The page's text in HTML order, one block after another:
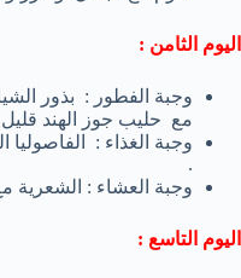
اليوم الثامن :
وجبة الفطور : بذور
مع حليب جوز الهند
وجبة الغذاء :
.
وجبة العشاء : الشعرية
اليوم التاسع :